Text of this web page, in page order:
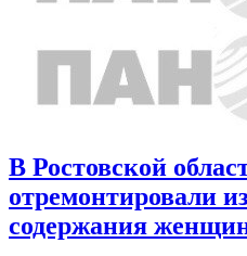
В Ростовской
отремонтировали
содержания